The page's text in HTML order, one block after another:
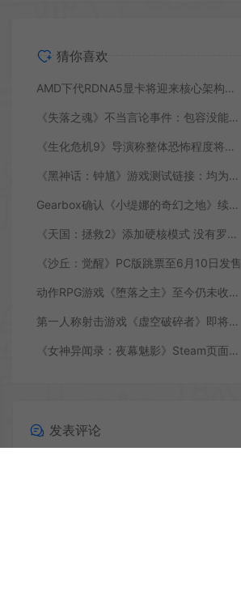
猜你喜欢
AMD下代RDNA5显卡将迎来核心架构大幅升级
《失落之魂》不当言论事件：包容没能消解过激言论
《生化危机9》导演称整体恐怖程度将进一步提升
《黑神话：钟馗》游戏测试链接：均为骗子
Gearbox确认《小缇娜的奇幻之地》续作正在开发中
《天国：拯救2》添加硬核模式 没有罗盘和快速旅行
《沙丘：觉醒》PC版跳票至6月10日发售
动作RPG游戏《堕落之主》至今仍未收回成本
第一人称射击游戏《虚空破碎者》即将多平台上线
《女神异闻录：夜幕魅影》Steam页面上线
发表评论